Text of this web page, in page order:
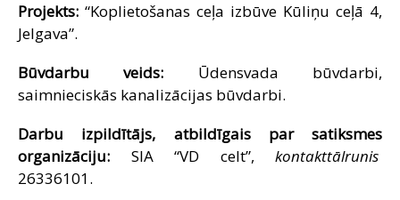
Projekts: “Koplietošanas ceļa izbūve Kūliņu ceļā 4,
Jelgava”.
Būvdarbu veids: Ūdensvada būvdarbi,
saimnieciskās kanalizācijas būvdarbi.
Darbu izpildītājs, atbildīgais par satiksmes
organizāciju: SIA “VD celt”, kontakttālrunis
26336101.